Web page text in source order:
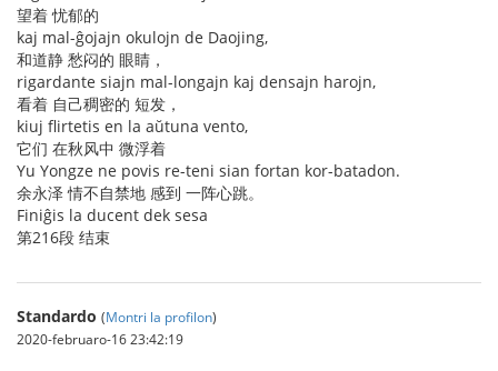
望着 忧郁的
kaj mal-ĝojajn okulojn de Daojing,
和道静 愁闷的 眼睛，
rigardante siajn mal-longajn kaj densajn harojn,
看着 自己稠密的 短发，
kiuj flirtetis en la aŭtuna vento,
它们 在秋风中 微浮着
Yu Yongze ne povis re-teni sian fortan kor-batadon.
余永泽 情不自禁地 感到 一阵心跳。
Finiĝis la ducent dek sesa
第216段 结束
Standardo (Montri la profilon)
2020-februaro-16 23:42:19